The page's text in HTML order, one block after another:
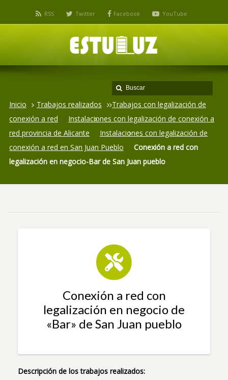
RSS Twitter Facebook YouTube
Inicio Trabajos realizados
Trabajos con legalización de
conexión a red
Instalaciones con legalización de conexión a
red provincia de Alicante
Instalaciones con legalización de
conexión a red en San Juan Pueblo
Conexión a red con
legalización en negocio-Bar de San Juan pueblo
Conexión a red con
legalización en negocio de
«Bar» de San Juan pueblo
Descripción de los trabajos realizados: